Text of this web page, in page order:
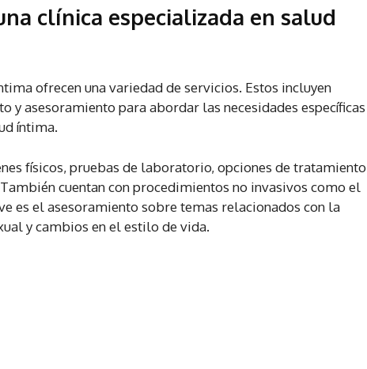
clínica especializada en salud
ofrecen una variedad de servicios. Estos incluyen
y asesoramiento para abordar las necesidades específicas
íntima.
físicos, pruebas de laboratorio, opciones de tratamiento
cuentan con procedimientos no invasivos como el
es el asesoramiento sobre temas relacionados con la
y cambios en el estilo de vida.